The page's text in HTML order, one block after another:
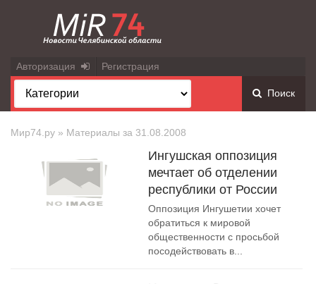
Авторизация Регистрация
Поиск
Мир74.ру » Материалы за 31.08.2008
Ингушская оппозиция
мечтает об отделении
республики от России
Оппозиция Ингушетии хочет
обратиться к мировой
общественности с просьбой
посодействовать в...